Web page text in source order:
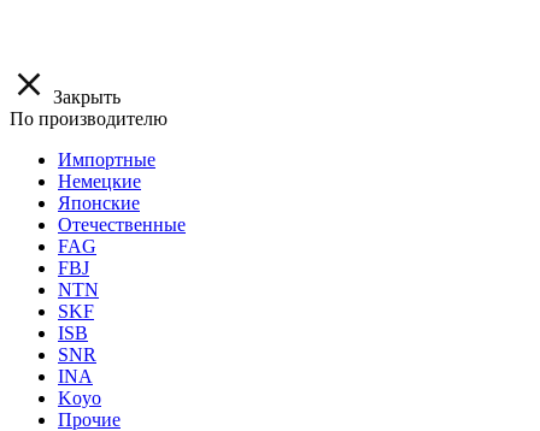
Закрыть
По производителю
Импортные
Немецкие
Японские
Отечественные
FAG
FBJ
NTN
SKF
ISB
SNR
INA
Koyo
Прочие